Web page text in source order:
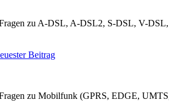
zu A-DSL, A-DSL2, S-DSL, V-
zu Mobilfunk (GPRS, EDGE,